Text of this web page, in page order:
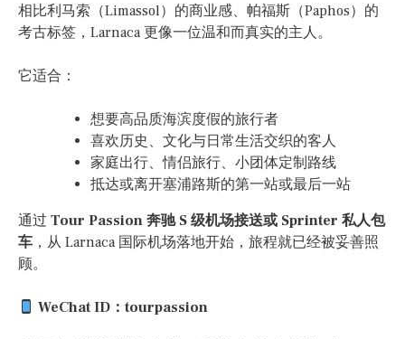
相比利马索（Limassol）的商业感、帕福斯（Paphos）的
考古标签，Larnaca 更像一位温和而真实的主人。
它适合：
想要高品质海滨度假的旅行者
喜欢历史、文化与日常生活交织的客人
家庭出行、情侣旅行、小团体定制路线
抵达或离开塞浦路斯的第一站或最后一站
通过 Tour Passion 奔驰 S 级机场接送或 Sprinter 私人包
车 ，从 Larnaca 国际机场落地开始，旅程就已经被妥善照
顾。
WeChat ID：tourpassion